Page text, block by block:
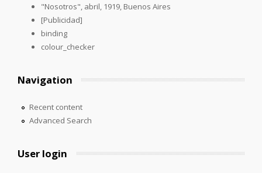
"Nosotros", abril, 1919, Buenos Aires
[Publicidad]
binding
colour_checker
Navigation
Recent content
Advanced Search
User login